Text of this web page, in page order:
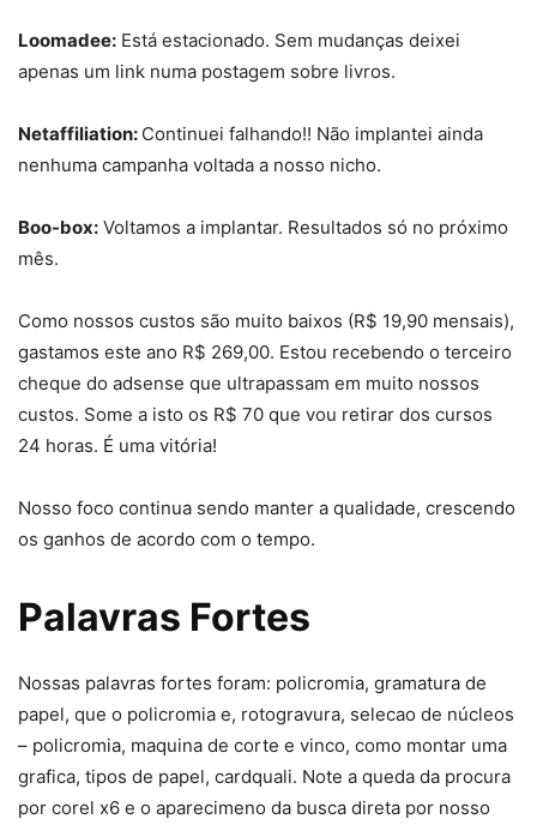
Loomadee: Está estacionado. Sem mudanças deixei
apenas um link numa postagem sobre livros.
Netaffiliation: Continuei falhando!! Não implantei ainda
nenhuma campanha voltada a nosso nicho.
Boo-box: Voltamos a implantar. Resultados só no próximo
mês.
Como nossos custos são muito baixos (R$ 19,90 mensais),
gastamos este ano R$ 269,00. Estou recebendo o terceiro
cheque do adsense que ultrapassam em muito nossos
custos. Some a isto os R$ 70 que vou retirar dos cursos
24 horas. É uma vitória!
Nosso foco continua sendo manter a qualidade, crescendo
os ganhos de acordo com o tempo.
Palavras Fortes
Nossas palavras fortes foram: policromia, gramatura de
papel, que o policromia e, rotogravura, selecao de núcleos
– policromia, maquina de corte e vinco, como montar uma
grafica, tipos de papel, cardquali. Note a queda da procura
por corel x6 e o aparecimeno da busca direta por nosso